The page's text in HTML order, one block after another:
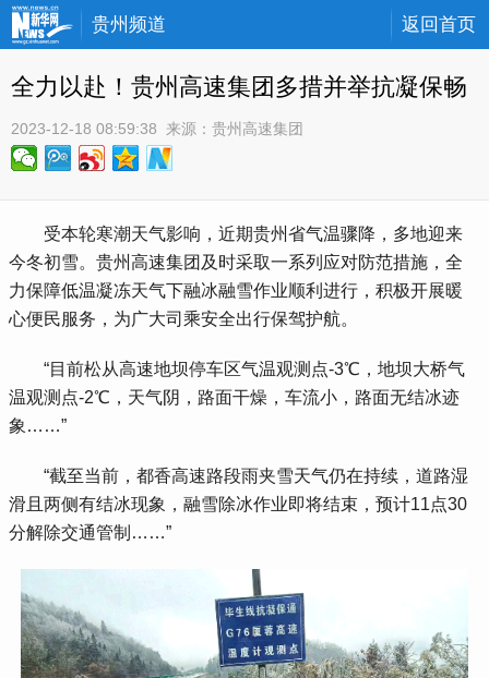
贵州频道 返回首页
全力以赴！贵州高速集团多措并举抗凝保畅
2023-12-18 08:59:38 来源： 贵州高速集团
受本轮寒潮天气影响，近期贵州省气温骤降，多地迎来
今冬初雪。贵州高速集团及时采取一系列应对防范措施，全
力保障低温凝冻天气下融冰融雪作业顺利进行，积极开展暖
心便民服务，为广大司乘安全出行保驾护航。
“目前松从高速地坝停车区气温观测点-3℃，地坝大桥气
温观测点-2℃，天气阴，路面干燥，车流小，路面无结冰迹
象……”
“截至当前，都香高速路段雨夹雪天气仍在持续，道路湿
滑且两侧有结冰现象，融雪除冰作业即将结束，预计11点30
分解除交通管制……”